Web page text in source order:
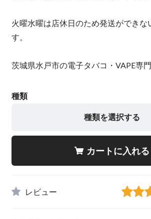
火曜水曜は店休日のため発送ができな
す。
茨城県水戸市の電子タバコ・VAPE専
種類
種類を選択する
カートに入れる
レビュー